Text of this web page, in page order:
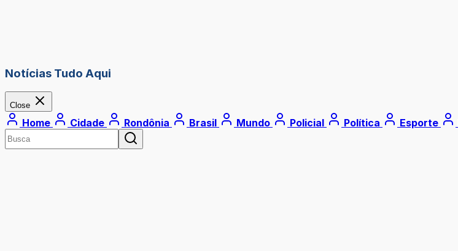
Notícias Tudo Aqui
Close
Home Cidade Rondônia Brasil Mundo Policial Política Esporte